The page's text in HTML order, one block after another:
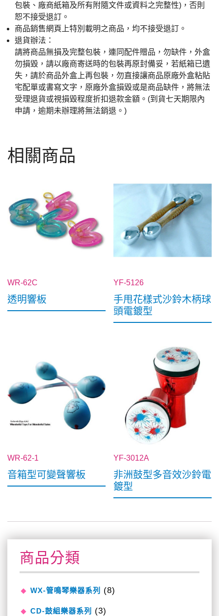
包裝、廠商紙箱及所有附隨文件或資料之完整性)，否則
恕不接受退訂。
商品銷售網頁上特別載明之商品，均不接受退訂。
退貨辦法：
請將商品無損及完整包裝，連同配件贈品，勿缺件，外盒
勿損毀，請以廠商寄送時的包裝再原封備妥，若紙箱已遺
失，請於商品外盒上再包裝，勿直接讓商品原廠外盒粘貼
宅配單或書寫文字，原廠外盒損毀或是商品缺件，將無法
受理退貨或視損毀程度折扣退款金額。(到貨七天期限內
申請，逾期未辦理將無法銷退。)
相關商品
WR-62C
透明響板
YF-5126
手甩花樣式沙鈴木柄球
頭電鍍型
WR-62-1
音箱型可變聲響板
YF-3012A
非洲鼓型多音效沙鈴電
鍍型
商品分類
WX-管鳴琴樂器系列 (8)
CD-鼓組樂器系列 (3)